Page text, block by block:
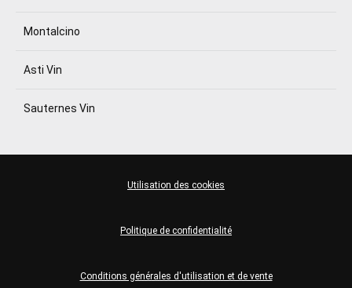
Montalcino
Asti Vin
Sauternes Vin
Conditions générales d'utilisation et de vente
Politique de confidentialité
Utilisation des cookies